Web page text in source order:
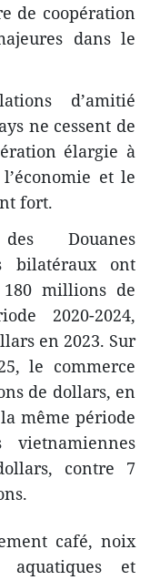
de coopération
dans le
d’amitié
ne cessent de
élargie à
et le
fort.
Douanes
bilatéraux ont
millions de
2020-2024,
en 2023. Sur
le commerce
de dollars, en
même période
contre 7
café, noix
et